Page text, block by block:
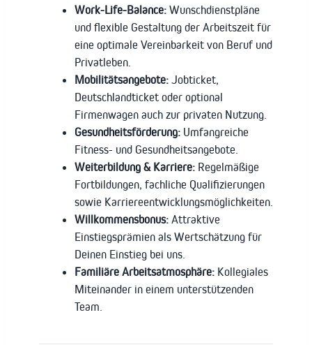
Work-Life-Balance: Wunschdienstpläne
und flexible Gestaltung der Arbeitszeit für
eine optimale Vereinbarkeit von Beruf und
Privatleben.
Mobilitätsangebote: Jobticket,
Deutschlandticket oder optional
Firmenwagen auch zur privaten Nutzung.
Gesundheitsförderung: Umfangreiche
Fitness- und Gesundheitsangebote.
Weiterbildung & Karriere: Regelmäßige
Fortbildungen, fachliche Qualifizierungen
sowie Karriereentwicklungsmöglichkeiten.
Willkommensbonus: Attraktive
Einstiegsprämien als Wertschätzung für
Deinen Einstieg bei uns.
Familiäre Arbeitsatmosphäre: Kollegiales
Miteinander in einem unterstützenden
Team.